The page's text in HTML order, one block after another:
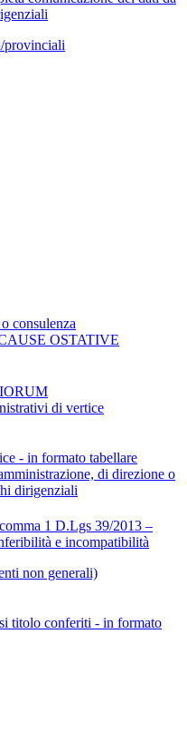
provinciali
consulenza
OSTATIVE
di vertice
- in formato tabellare
di direzione o
dirigenziali
1 D.Lgs 39/2013 –
e incompatibilità
non generali)
titolo conferiti - in formato